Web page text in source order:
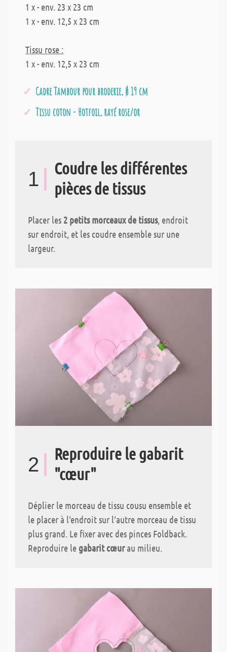
1 x - env. 23 x 23 cm
1 x - env. 12,5 x 23 cm
Tissu rose :
1 x - env. 12,5 x 23 cm
Cadre Tambour pour broderie, Ø 19 cm
Tissu coton - Hotfoil, rayé rose/or
1
Coudre les différentes
pièces de tissus
Placer les 2 petits morceaux de tissus, endroit
sur endroit, et les coudre ensemble sur une
largeur.
2
Reproduire le gabarit
"cœur"
Déplier le morceau de tissu cousu ensemble et
le placer à l‘endroit sur l‘autre morceau de tissu
plus grand. Le fixer avec des pinces Foldback.
Reproduire le gabarit cœurau milieu.